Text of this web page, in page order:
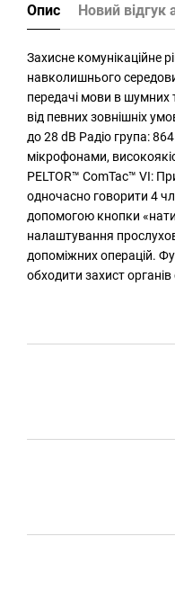
Опис Новий відгук
Захисне комунікаційне
навколишнього
передачі мови в шумних
від певних зовнішніх
до 28 dB Радіо група:
мікрофонами,
PELTOR™ ComTac™ VI:
одночасно говорити 4
допомогою кнопки
налаштування
допоміжних операцій.
обходити захист